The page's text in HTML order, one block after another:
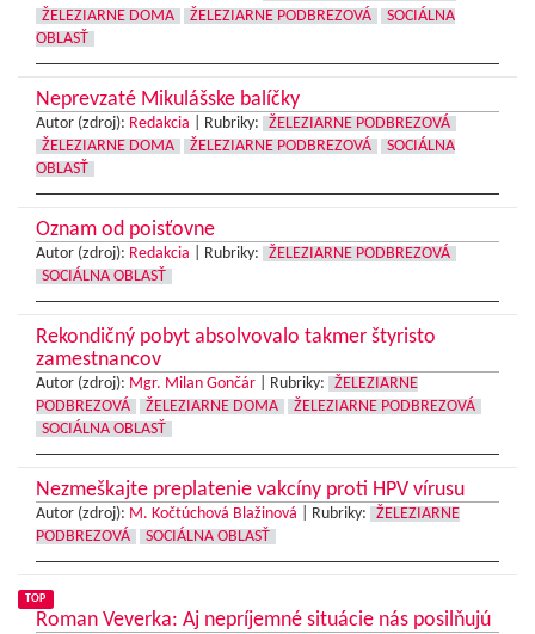
ŽELEZIARNE DOMA
ŽELEZIARNE PODBREZOVÁ
SOCIÁLNA
OBLASŤ
Neprevzaté Mikulášske balíčky
Autor (zdroj): Redakcia Rubriky:
ŽELEZIARNE PODBREZOVÁ
ŽELEZIARNE DOMA
ŽELEZIARNE PODBREZOVÁ
SOCIÁLNA
OBLASŤ
Oznam od poisťovne
Autor (zdroj): Redakcia Rubriky:
ŽELEZIARNE PODBREZOVÁ
SOCIÁLNA OBLASŤ
Rekondičný pobyt absolvovalo takmer štyristo
zamestnancov
Autor (zdroj): Mgr. Milan Gončár Rubriky:
ŽELEZIARNE
PODBREZOVÁ
ŽELEZIARNE DOMA
ŽELEZIARNE PODBREZOVÁ
SOCIÁLNA OBLASŤ
Nezmeškajte preplatenie vakcíny proti HPV vírusu
Autor (zdroj): M. Kočtúchová Blažinová Rubriky:
ŽELEZIARNE
PODBREZOVÁ
SOCIÁLNA OBLASŤ
TOP
Roman Veverka: Aj nepríjemné situácie nás posilňujú